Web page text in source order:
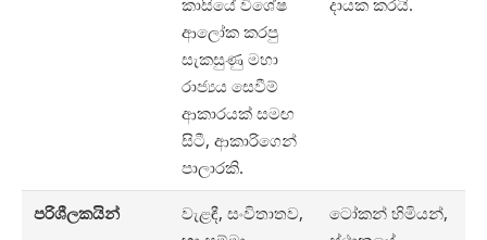
ආලෝක කරපු
සැකසුණු මහා
රාජ්‍යය සෙවීම්
ආකාරයක් සමඟ
සිටී, ආකාරිගෙන්
පාලාරකි.
පරිශීලකයින්
වැළඳී, සංවිතාතව,
ටෝකන් හිමියන්,